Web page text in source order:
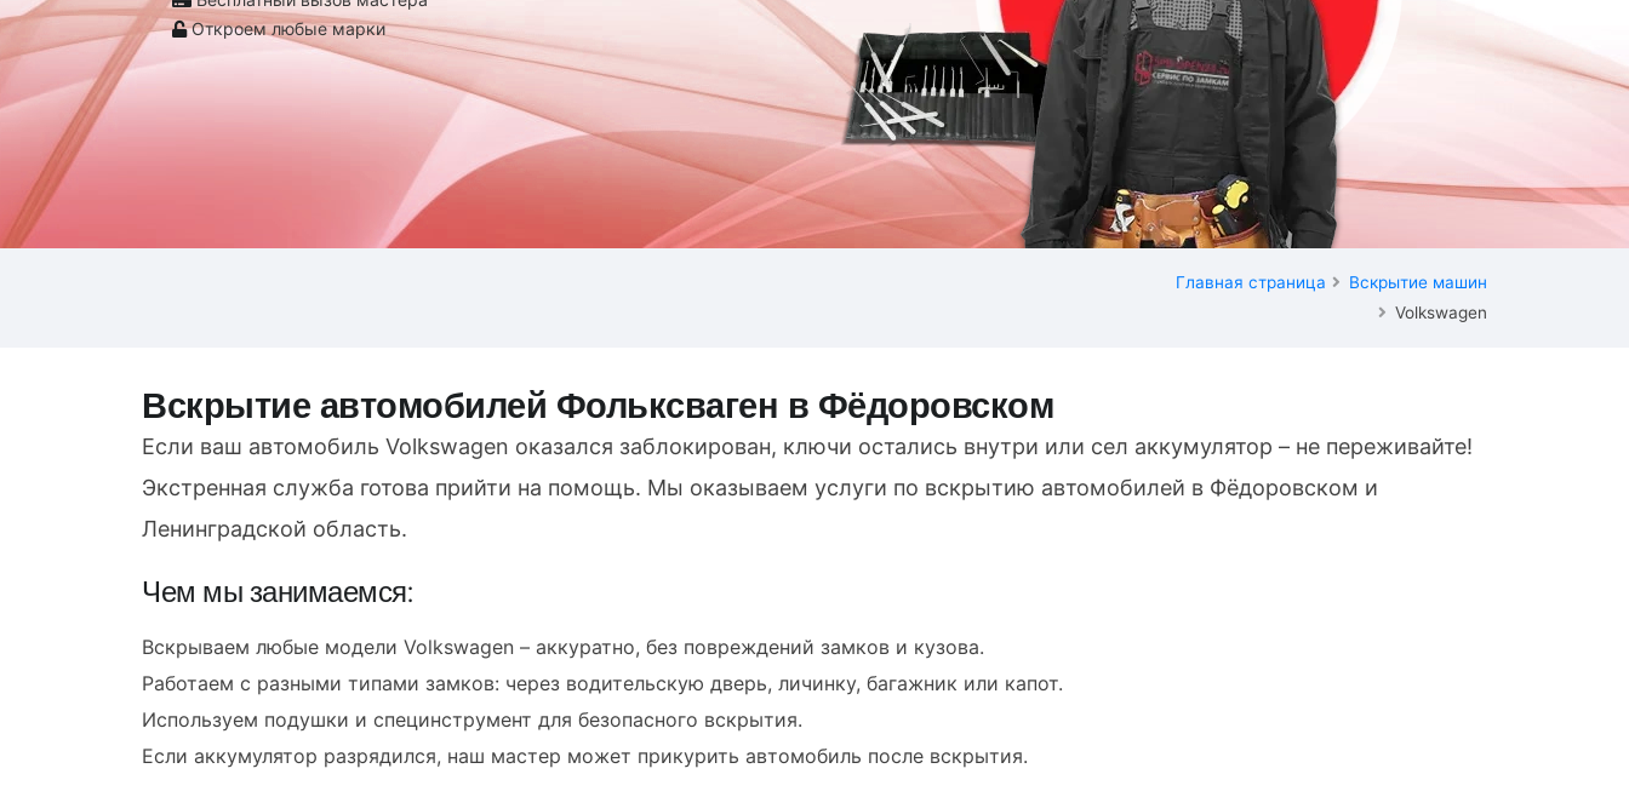
Откроем любые марки
Главная страница
Вскрытие машин
Volkswagen
Вскрытие автомобилей Фольксваген в Фёдоровском
Если ваш автомобиль Volkswagen оказался заблокирован, ключи остались внутри или сел аккумулятор – не переживайте!
Экстренная служба готова прийти на помощь. Мы оказываем услуги по вскрытию автомобилей в Фёдоровском и
Ленинградской область.
Чем мы занимаемся:
Вскрываем любые модели Volkswagen – аккуратно, без повреждений замков и кузова.
Работаем с разными типами замков: через водительскую дверь, личинку, багажник или капот.
Используем подушки и специнструмент для безопасного вскрытия.
Если аккумулятор разрядился, наш мастер может прикурить автомобиль после вскрытия.